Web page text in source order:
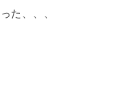
た、、、